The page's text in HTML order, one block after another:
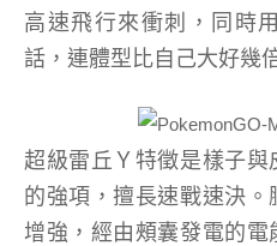
高速飛行來衝刺，同時
話，連體型比自己大好幾
超級雷丘Ｙ特徵是樣子
的強項，擅長速戰速決
增強，經由頰囊發電的